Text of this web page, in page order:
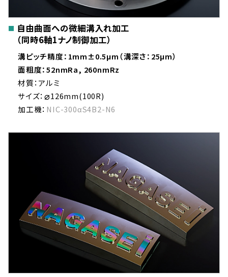
自由曲面への微細溝入れ加工
（同時6軸1ナノ制御加工）
溝ピッチ精度：1mm±0.5μm（溝深さ：25μm）
面粗度：52nmRa, 260nmRz
材質：アルミ
サイズ：⌀126mm(100R)
加工機： NIC-300αS4B2-N6